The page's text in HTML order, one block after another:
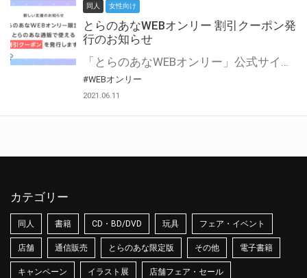
同人 女性向け
とらのあなWEBオンリー 割引クーポン発
行のお知らせ
「とらのあなWEBオンリー」公式サイトでとらのあな通販の「割引クーポン」を配布中！ イベントごとに開催当日限定で使える割引クーポンのシリアルコードを発行します。 とらのあなWEBオンリーのページをチェックして、イベント当日にお得にお買い物を楽しみましょう♪ ※本キャンペーンは予告なく終了する場合がございます。 とらのあなWEBオンリーサイトはこちら
#WEBオンリー
2021.06.11
カテゴリー
同人 書籍 CD・BD/DVD 玩具 フェア・イベント
店舗 通信販売 とらのあな限定版 その他 電子書籍
キャンペーン イラスト展 店舗フェア・セール